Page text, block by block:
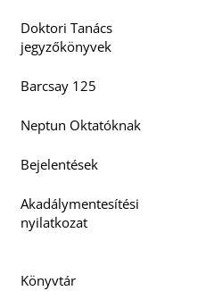
Doktori Tanács
jegyzőkönyvek
Barcsay 125
Neptun Oktatóknak
Bejelentések
Akadálymentesítési
nyilatkozat
Könyvtár